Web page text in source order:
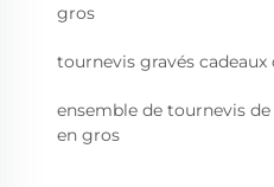
gros
tournevis gravés
ensemble de tournevis
en gros